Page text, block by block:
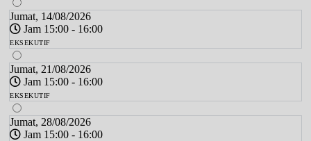
Jumat, 14/08/2026
Jam 15:00 - 16:00
EKSEKUTIF
Jumat, 21/08/2026
Jam 15:00 - 16:00
EKSEKUTIF
Jumat, 28/08/2026
Jam 15:00 - 16:00